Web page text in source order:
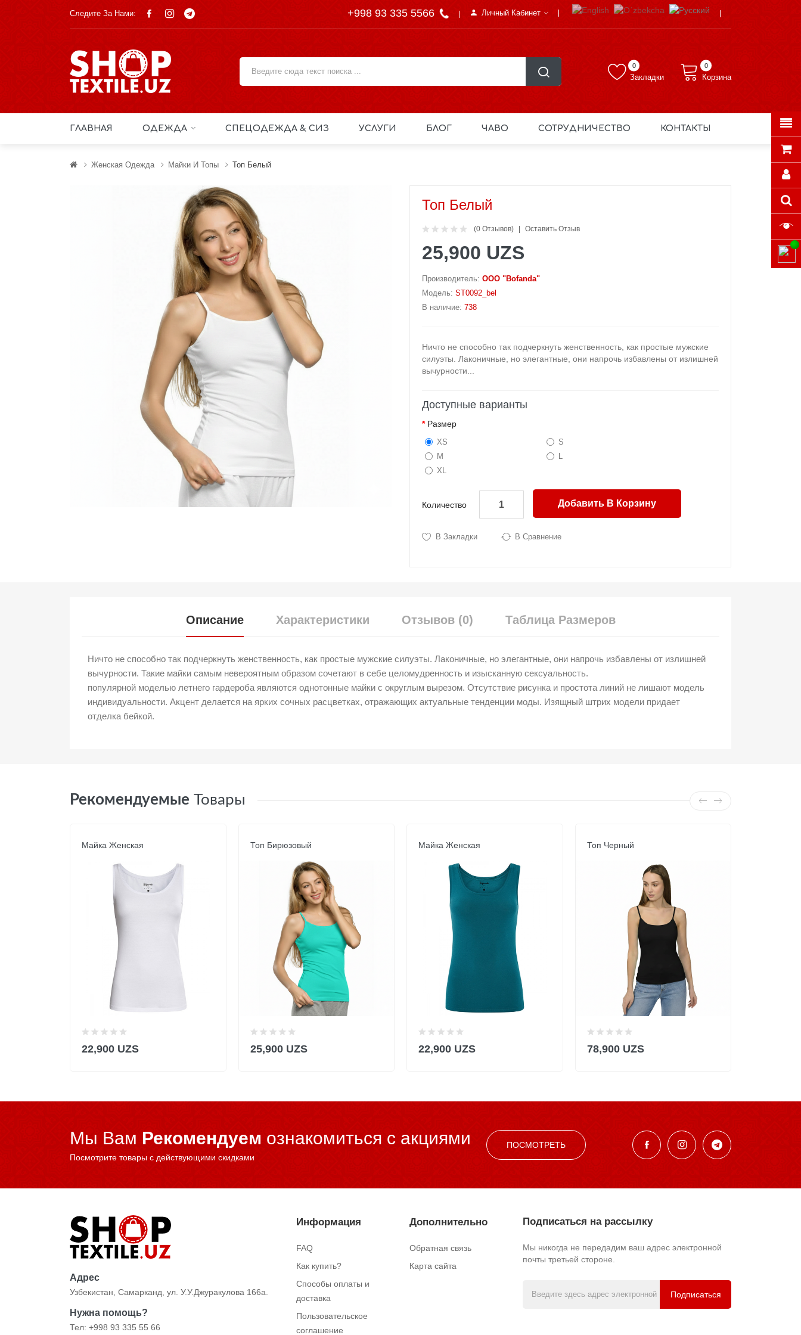
Следите За Нами: +998 93 335 5566 Личный Кабинет
Закладки
0 0
Корзина
ГЛАВНАЯ ОДЕЖДА СПЕЦОДЕЖДА & СИЗ УСЛУГИ БЛОГ ЧАВО СОТРУДНИЧЕСТВО КОНТАКТЫ
Женская Одежда Майки И Топы Топ Белый
Топ Белый
(0 Отзывов) Оставить Отзыв
25,900 UZS
Производитель: OOO "Bofanda"
Модель: ST0092_bel
В наличие: 738
Ничто не способно так подчеркнуть женственность, как простые мужские
силуэты. Лаконичные, но элегантные, они напрочь избавлены от излишней
вычурности...
Доступные варианты
Размер
XS
S
M
L
XL
Количество Добавить В Корзину
В Закладки В Сравнение
Описание Характеристики Отзывов (0) Таблица Размеров
Ничто не способно так подчеркнуть женственность, как простые мужские силуэты. Лаконичные, но элегантные, они напрочь избавлены от излишней
вычурности. Такие майки самым невероятным образом сочетают в себе целомудренность и изысканную сексуальность.
популярной моделью летнего гардероба являются однотонные майки с округлым вырезом. Отсутствие рисунка и простота линий не лишают модель
индивидуальности. Акцент делается на ярких сочных расцветках, отражающих актуальные тенденции моды. Изящный штрих модели придает
отделка бейкой.
Рекомендуемые Товары
Майка Женская
22,900 UZS
Топ Бирюзовый
25,900 UZS
Майка Женская
22,900 UZS
Топ Черный
78,900 UZS
Мы Вам Рекомендуем ознакомиться c акциями
Посмотрите товары с действующими скидками
ПОСМОТРЕТЬ
Адрес
Узбекистан, Самарканд, ул. У.У.Джуракулова 166а.
Нужна помощь?
Тел: +998 93 335 55 66
Информация
FAQ
Как купить?
Способы оплаты и
доставка
Пользовательское
соглашение
Дополнительно
Обратная связь
Карта сайта
Подписаться на рассылку
Мы никогда не передадим ваш адрес электронной
почты третьей стороне.
Подписаться